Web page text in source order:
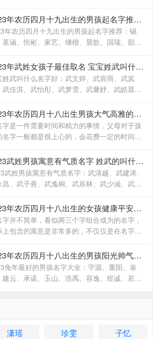
霄云、子栋、亦心、梓玉、洛伊、宸溪、浩
沐一、浚泽、智豪、鑫磊
2023年农历四月十九出生的男孩起名字推荐 兔年男孩名字2023年名字大全
年农历四月十九出生的男孩起名字推荐：锡
茗涵、恒彬、家艺、继楷、晨歆、国瑞、韶
融淳、道明、一惟、智铭、佳洛、奕谨、君
明杨、冠泽、晓锋、
2023年武姓女孩子最佳取名 宝宝姓武叫什么名字好
姓武叫什么名字好：武文婷、武宸雨、武岚
武佳淇、武怡彤、武梦雪、武馨妤、武皓晨、
妍、武子懿、武宸羽、武思敏、武梓榆、武思
武奕君、武涵雨、武
2023年农历四月十八出生男孩大气高雅的名字 2023年男孩姓名大全
字是一件需要时间和精力的事情，父母对于孩
名字一般都是很上心的，会花费一定的时间和
去取，毕竟不出意外的话，一个名字会伴随孩
出生到结束，贯穿孩子的一生
2023武姓男孩寓意有气质名字 姓武的叫什么名字
武姓男孩寓意有气质名字：武清越、武建涛、
昌、武子善、武逸桐、武辰林、武少涵、武月
武梓橙、武进平、武云志、武红伟、武梓栎、
纯、武润洁、
2023年农历四月十八出生的女孩健康平安的名字 兔年出生适合女孩子的名字
字并不简单，看似两三个字组合成为的名字，
上包含的寓意是非常多的，不仅仅是在名字的
组合搭配方面，对于名字的内在含义方面也有
一样的寓意，一个名字究竟取的好不好
2023年农历四月十八出生的男孩阳光帅气的名字 2023兔年最好的男孩名字大全
兔年最好的男孩名字大全：宇源、重阳、泉
建云、承诺、玉山、浩禹、容逸、煜诚、若
融凯、溢涵、德权、书远、沐霜、登峰、洪
潇瑶 珍雯
子忆